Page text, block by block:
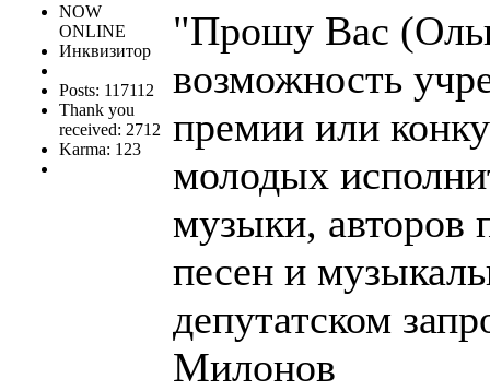
NOW
ONLINE
Инквизитор
Posts: 117112
Thank you
received: 2712
Karma: 123
"Прошу Вас
возможность
премии или
молодых
музыки, авторов
песен и
депутатском
Милонов